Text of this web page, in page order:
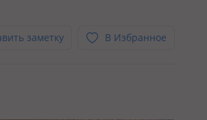
заметку В Избранное